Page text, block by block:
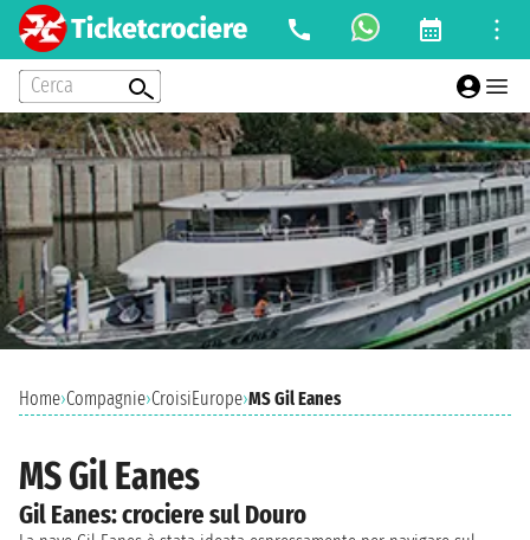
Cerca
Home›Compagnie›CroisiEurope›MS Gil Eanes
MS Gil Eanes
Gil Eanes: crociere sul Douro